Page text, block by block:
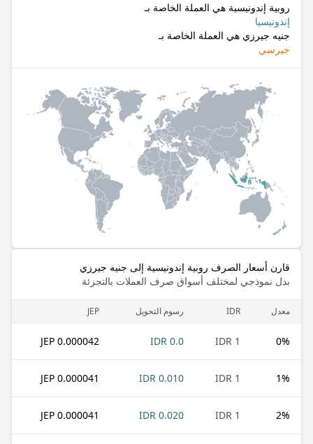
روبية إندونيسية هي العملة الخاصة بـ
إندونيسيا
جنيه جيرزي هي العملة الخاصة بـ
جيرسي
قارن أسعار الصرف روبية إندونيسية إلى جنيه جيرزي
بدل نموذجي لمختلف أسواق صرف العملات بالتجزئة
معدل IDR رسوم التحويل JEP
0%
1 IDR
0.0 IDR
0.000042 JEP
1%
1 IDR
0.010 IDR
0.000041 JEP
2%
1 IDR
0.020 IDR
0.000041 JEP